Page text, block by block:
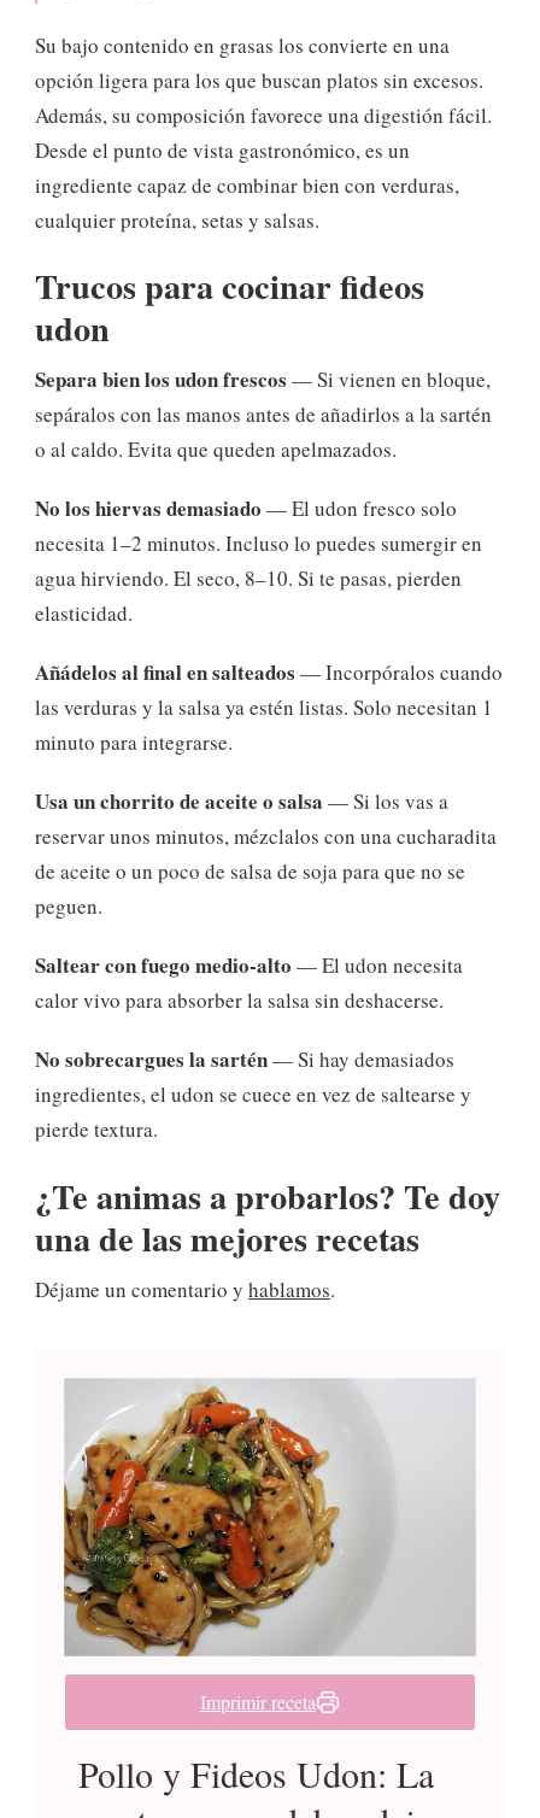
Su bajo contenido en grasas los convierte en una
opción ligera para los que buscan platos sin excesos.
Además, su composición favorece una digestión fácil.
Desde el punto de vista gastronómico, es un
ingrediente capaz de combinar bien con verduras,
cualquier proteína, setas y salsas.
Trucos para cocinarfideos
udon
Separa bien los udon frescos — Si vienen en bloque,
sepáralos con las manos antes de añadirlos a la sartén
o al caldo. Evita que queden apelmazados.
No los hiervas demasiado — El udon fresco solo
necesita 1–2 minutos. Incluso lo puedes sumergir en
agua hirviendo. El seco, 8–10. Si te pasas, pierden
elasticidad.
Añádelos al final en salteados — Incorpóralos cuando
las verduras y la salsa ya estén listas. Solo necesitan 1
minuto para integrarse.
Usa un chorrito de aceite o salsa — Si los vas a
reservar unos minutos, mézclalos con una cucharadita
de aceite o un poco de salsa de soja para que no se
peguen.
Saltear con fuego medio-alto — El udon necesita
calor vivo para absorber la salsa sin deshacerse.
No sobrecargues la sartén— Si hay demasiados
ingredientes, el udon se cuece en vez de saltearse y
pierde textura.
¿Te animas a probarlos? Te doy
una de las mejores recetas
Déjame un comentario y hablamos.
Imprimir receta
Pollo y Fideos Udon: La